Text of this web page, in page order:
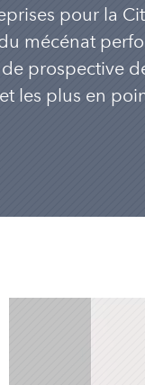
pour la
mécénat
prospective
les plus en